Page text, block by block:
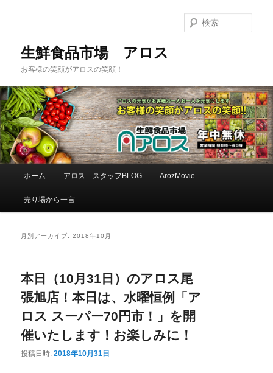
生鮮食品市場 アロス
お客様の笑顔がアロスの笑顔！
索
メインコンテンツへ移動
サブコンテンツへ移動
ホーム アロス スタッフBLOG ArozMovie
売り場から一言
月別アーカイブ:2018年10月
本日（10月31日）のアロス尾
張旭店！本日は、水曜恒例「ア
ロス スーパー70円市！」を開
催いたします！お楽しみに！
投稿日時:2018年10月31日